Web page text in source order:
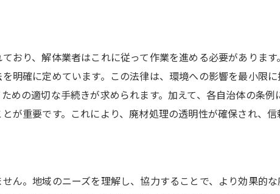
廃材処理における新しい常識
持続可能性を高める技術トレンド
解体におけるエコ技術の進化
資源を守る解体における廃材処理の革新的アプローチ
おり、解体業者はこれに従って作業を進める必要がありま
明確に定めています。この法律は、環境への影響を最小限
めの適切な手続きが求められます。加えて、各自治体の条
が重要です。これにより、廃材処理の透明性が確保され、信
ん。地域のニーズを理解し、協力することで、より効果的